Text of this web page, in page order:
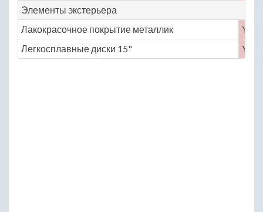
Элементы экстерьера
Лакокрасочное покрытие металлик
Yes
Легкосплавные диски 15"
Yes